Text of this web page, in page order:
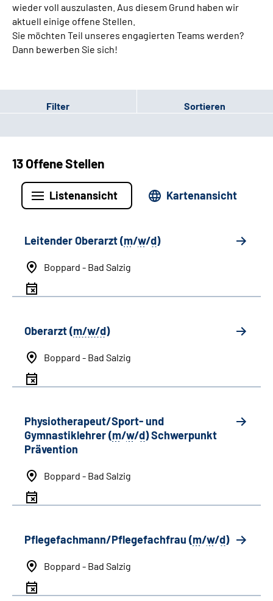
wieder voll auszulasten. Aus diesem Grund haben wir
aktuell einige offene Stellen.
Sie möchten Teil unseres engagierten Teams werden?
Dann bewerben Sie sich!
Filter Sortieren
13 Offene Stellen
Listenansicht Kartenansicht
Leitender Oberarzt (m/w/d)
Boppard - Bad Salzig
Oberarzt (m/w/d)
Boppard - Bad Salzig
Physiotherapeut/Sport- und
Gymnastiklehrer (m/w/d) Schwerpunkt
Prävention
Boppard - Bad Salzig
Pflegefachmann/Pflegefachfrau (m/w/d)
Boppard - Bad Salzig